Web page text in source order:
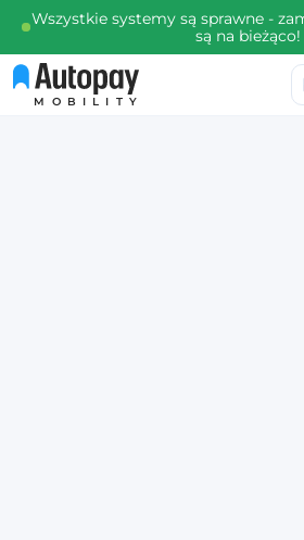
Wszystkie systemy są sprawne -
są na bieżąco!
MOBILITY